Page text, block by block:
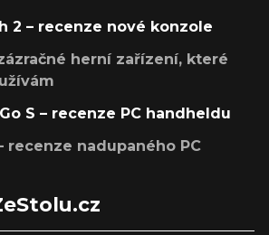
2 – recenze nové konzole
herní zařízení, které
S – recenze PC handheldu
recenze nadupaného PC